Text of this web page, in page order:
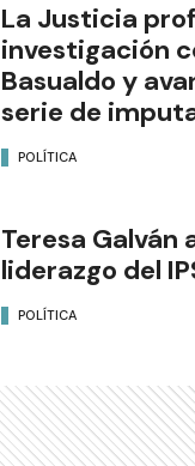
La Justicia
investigación
Basualdo y
serie de
POLÍTICA
Teresa Galván
liderazgo del
POLÍTICA